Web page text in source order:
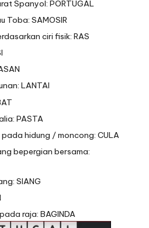
Spanyol: PORTUGAL
Toba: SAMOSIR
ciri fisik: RAS
LANTAI
PASTA
hidung / moncong: CULA
bepergian bersama:
SIANG
raja: BAGINDA